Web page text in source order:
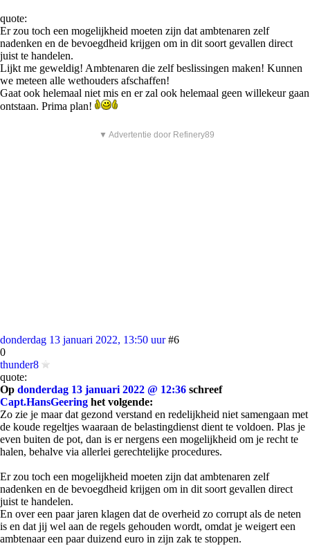
quote:
Er zou toch een mogelijkheid moeten zijn dat ambtenaren zelf
nadenken en de bevoegdheid krijgen om in dit soort gevallen direct
juist te handelen.
Lijkt me geweldig! Ambtenaren die zelf beslissingen maken! Kunnen
we meteen alle wethouders afschaffen!
Gaat ook helemaal niet mis en er zal ook helemaal geen willekeur gaan
ontstaan. Prima plan!
▼ Advertentie door Refinery89
donderdag 13 januari 2022, 13:50 uur #6
0
thunder8
quote:
Op donderdag 13 januari 2022 @ 12:36 schreef
Capt.HansGeering het volgende:
Zo zie je maar dat gezond verstand en redelijkheid niet samengaan met
de koude regeltjes waaraan de belastingdienst dient te voldoen. Plas je
even buiten de pot, dan is er nergens een mogelijkheid om je recht te
halen, behalve via allerlei gerechtelijke procedures.
Er zou toch een mogelijkheid moeten zijn dat ambtenaren zelf
nadenken en de bevoegdheid krijgen om in dit soort gevallen direct
juist te handelen.
En over een paar jaren klagen dat de overheid zo corrupt als de neten
is en dat jij wel aan de regels gehouden wordt, omdat je weigert een
ambtenaar een paar duizend euro in zijn zak te stoppen.